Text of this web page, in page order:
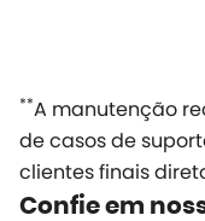
**A manutenção
de casos de
clientes finais
Confie em